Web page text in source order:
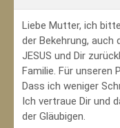
Liebe Mutter, ich
der Bekehrung, auch
JESUS und Dir
Familie. Für unseren
Dass ich weniger
Ich vertraue Dir und
der Gläubigen.